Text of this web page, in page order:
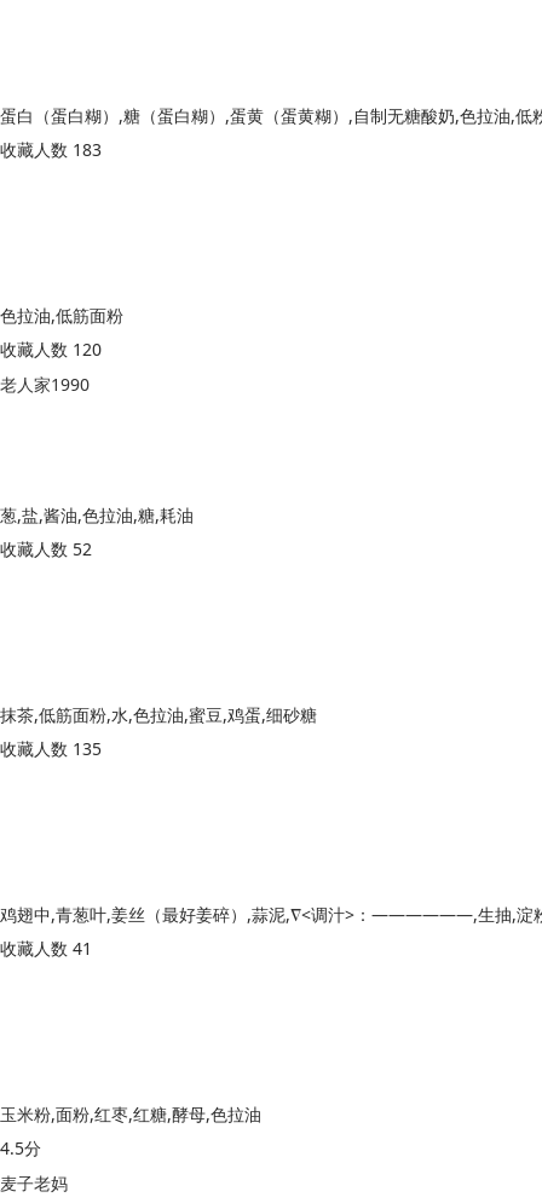
蛋白（蛋白糊）,糖（蛋白糊）,蛋黄（蛋黄糊）,自制无糖酸奶,色拉油,低
收藏人数 183
色拉油,低筋面粉
收藏人数 120
老人家1990
葱,盐,酱油,色拉油,糖,耗油
收藏人数 52
抹茶,低筋面粉,水,色拉油,蜜豆,鸡蛋,细砂糖
收藏人数 135
收藏人数 41
玉米粉,面粉,红枣,红糖,酵母,色拉油
4.5分
麦子老妈